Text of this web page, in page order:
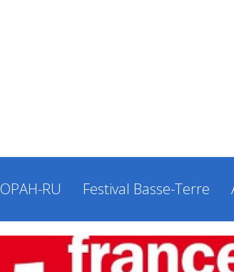
OPAH-RU Festival Basse-Terre